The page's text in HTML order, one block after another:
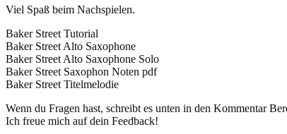
Viel Spaß beim Nachspielen.
Baker Street Tutorial
Baker Street Alto Saxophone
Baker Street Alto Saxophone Solo
Baker Street Saxophon Noten pdf
Baker Street Titelmelodie
Wenn du Fragen hast, schreibt es unten in den Kommentar
Ich freue mich auf dein Feedback!